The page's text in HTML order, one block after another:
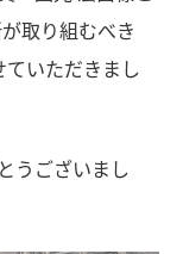
取り組むべき
ていただきまし
うございまし